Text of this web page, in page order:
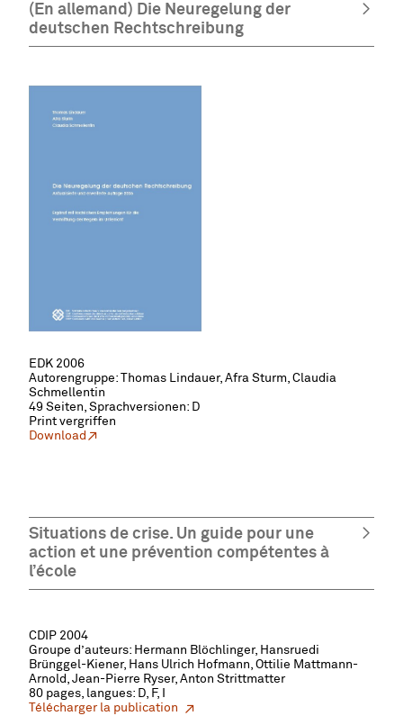
(En allemand) Die Neuregelung der
deutschen Rechtschreibung
EDK 2006
Autorengruppe: Thomas Lindauer, Afra Sturm, Claudia
Schmellentin
49 Seiten, Sprachversionen: D
Print vergriffen
Download
Situations de crise. Un guide pour une
action et une prévention compétentes à
l’école
CDIP 2004
Groupe d’auteurs: Hermann Blöchlinger, Hansruedi
Brünggel-Kiener, Hans Ulrich Hofmann, Ottilie Mattmann-
Arnold, Jean-Pierre Ryser, Anton Strittmatter
80 pages, langues: D, F, I
Télécharger la publication